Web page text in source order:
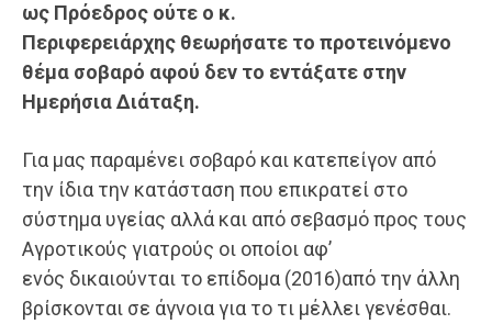
ως Πρόεδρος ούτε ο κ.
Περιφερειάρχης θεωρήσατε το προτεινόμενο
θέμα σοβαρό αφού δεν το εντάξατε στην
Ημερήσια Διάταξη.
Για μας παραμένει σοβαρό και κατεπείγον από
την ίδια την κατάσταση που επικρατεί στο
σύστημα υγείας αλλά και από σεβασμό προς τους
Αγροτικούς γιατρούς οι οποίοι αφ’
ενός δικαιούνται το επίδομα (2016)από την άλλη
βρίσκονται σε άγνοια για το τι μέλλει γενέσθαι.